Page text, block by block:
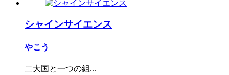
シャインサイエンス
やこう
二大国と一つの組...